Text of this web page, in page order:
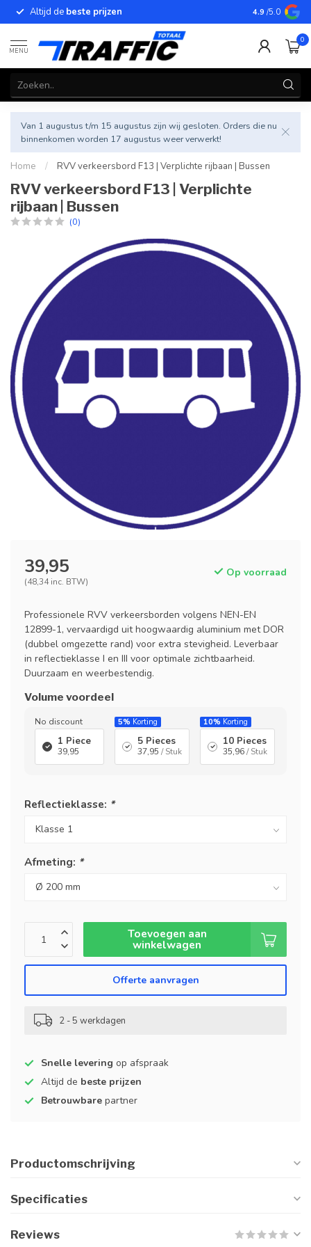
Altijd de beste prijzen Betrouwbare
4.9 /5.0
MENU
0
Van 1 augustus t/m 15 augustus zijn wij gesloten. Orders die nu
binnenkomen worden 17 augustus weer verwerkt!
Home / RVV verkeersbord F13 | Verplichte rijbaan | Bussen
RVV verkeersbord F13 | Verplichte
rijbaan | Bussen
(0)
39,95
(48,34 inc. BTW)
Op voorraad
Professionele RVV verkeersborden volgens NEN-EN
12899-1, vervaardigd uit hoogwaardig aluminium met DOR
(dubbel omgezette rand) voor extra stevigheid. Leverbaar
in reflectieklasse I en III voor optimale zichtbaarheid.
Duurzaam en weerbestendig.
Volume voordeel
No discount
1 Piece
39,95
5% Korting
5 Pieces
37,95 / Stuk
10% Korting
10 Pieces
35,96/ Stuk
Reflectieklasse: *
Afmeting: *
Toevoegen aan
winkelwagen
Offerte aanvragen
2 - 5 werkdagen
Snelle levering op afspraak
Altijd de beste prijzen
Betrouwbare partner
Productomschrijving
Specificaties
Reviews